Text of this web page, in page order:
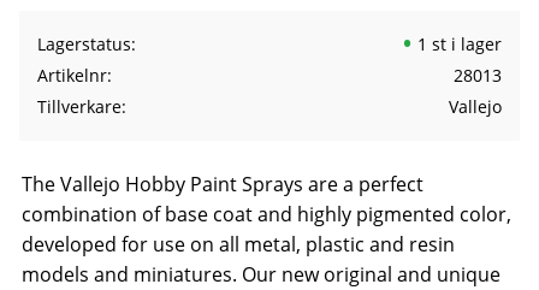
Lagerstatus
1 st i lager
Artikelnr
28013
Tillverkare
Vallejo
The Vallejo Hobby Paint Sprays are a perfect
combination of base coat and highly pigmented color,
developed for use on all metal, plastic and resin
models and miniatures. Our new original and unique